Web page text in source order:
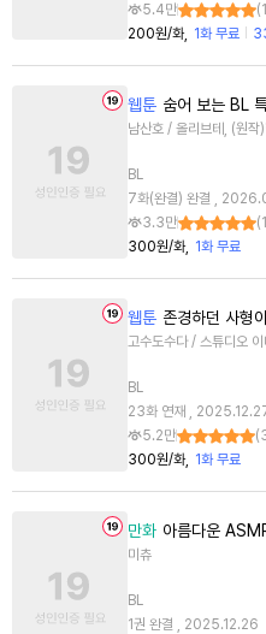
5.4만
(
200원/화
1화 무료
웹툰 숨어 보는 BL 특강 :
남산호 / 올리브테, (원작
BL
7화(완결) 완결 ,
3.3만
(1
300원/화
1화 무료
웹툰 존경하던 사형
고수도수다 / 스튜디오
BL
23화 연재 ,
5.2만
(
300원/화
1화 무료
만화 아름다운
미츄
BL
1권 완결 , 2025.12.26